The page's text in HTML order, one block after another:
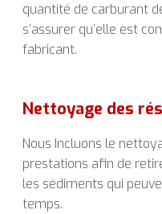
quantité de carburant
s’assurer qu’elle est
fabricant.
Nettoyage des
Nous Incluons le
prestations afin de
les sédiments qui
temps.